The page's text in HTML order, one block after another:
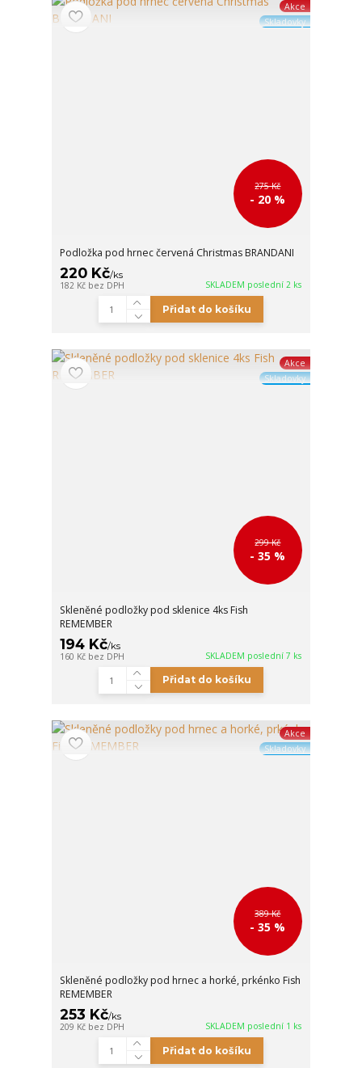
Akce
Skladovky
275 Kč
- 20 %
Podložka pod hrnec červená Christmas BRANDANI
220 Kč/ks
182 Kč bez DPH SKLADEM poslední 2 ks
Přidat do košíku
Akce
Skladovky
299 Kč
- 35 %
Skleněné podložky pod sklenice 4ks Fish
REMEMBER
194 Kč/ks
160 Kč bez DPH SKLADEM poslední 7 ks
Přidat do košíku
Akce
Skladovky
389 Kč
- 35 %
Skleněné podložky pod hrnec a horké, prkénko Fish
REMEMBER
253 Kč/ks
209 Kč bez DPH SKLADEM poslední 1 ks
Přidat do košíku